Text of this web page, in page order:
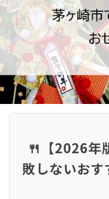
🍴【2026年
敗しないお